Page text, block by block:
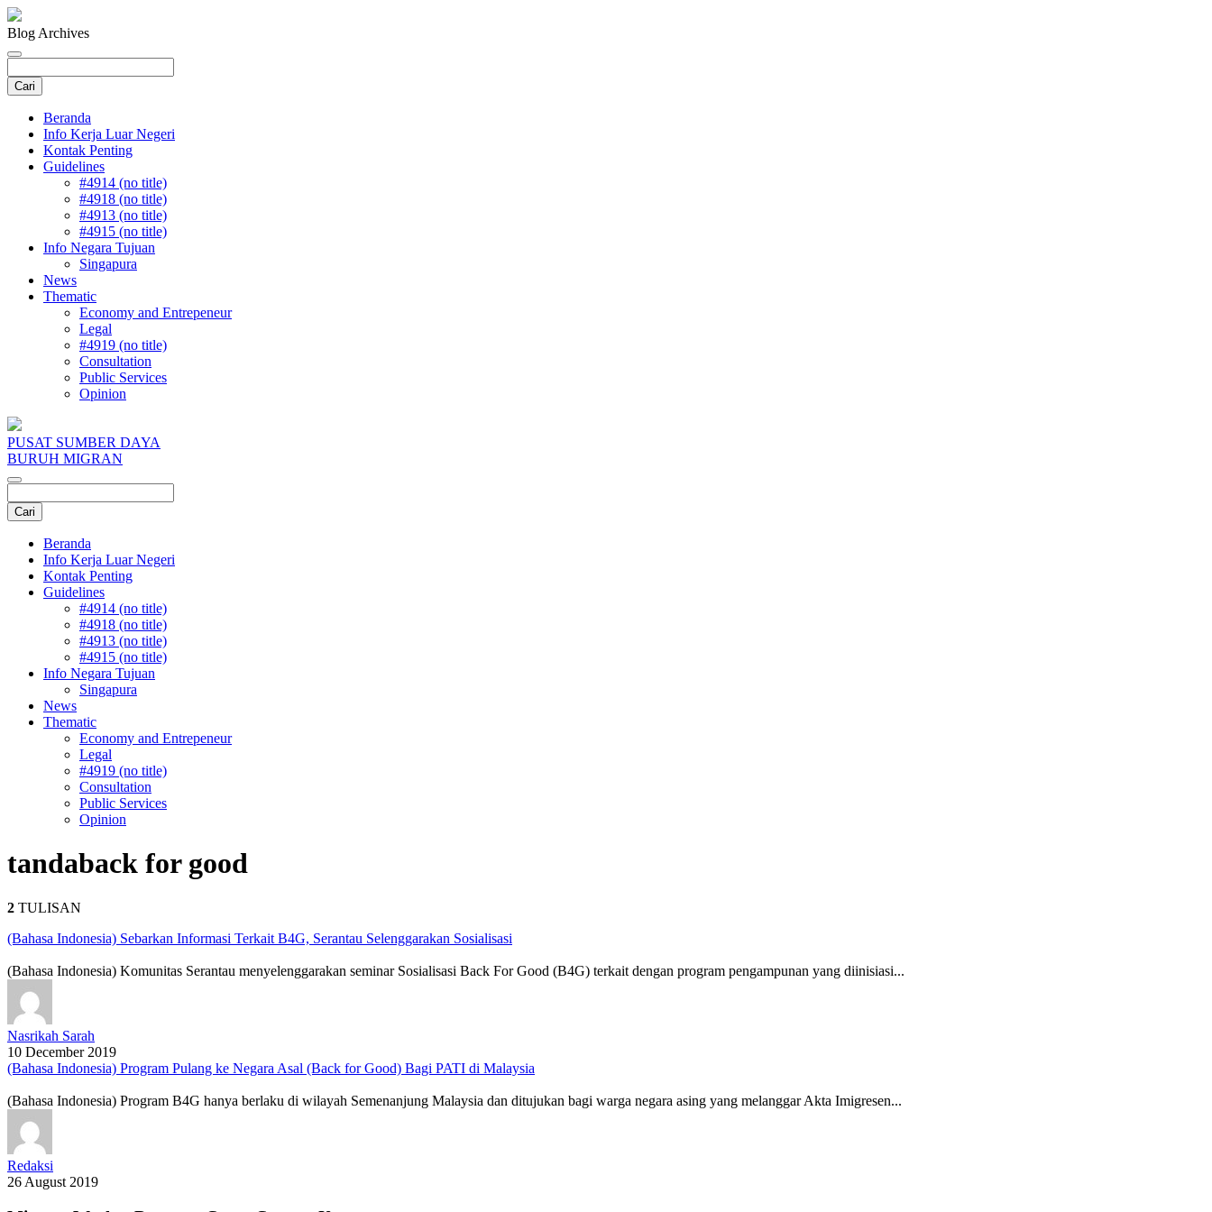
Blog Archives
Beranda
Info Kerja Luar Negeri
Kontak Penting
Guidelines
#4914 (no title)
#4918 (no title)
#4913 (no title)
#4915 (no title)
Info Negara Tujuan
Singapura
News
Thematic
Economy and Entrepeneur
Legal
#4919 (no title)
Consultation
Public Services
Opinion
PUSAT SUMBER DAYA
BURUH MIGRAN
Beranda
Info Kerja Luar Negeri
Kontak Penting
Guidelines
#4914 (no title)
#4918 (no title)
#4913 (no title)
#4915 (no title)
Info Negara Tujuan
Singapura
News
Thematic
Economy and Entrepeneur
Legal
#4919 (no title)
Consultation
Public Services
Opinion
tandaback for good
2 TULISAN
(Bahasa Indonesia) Sebarkan Informasi Terkait B4G, Serantau Selenggarakan Sosialisasi
(Bahasa Indonesia) Komunitas Serantau menyelenggarakan seminar Sosialisasi Back For Good (B4G) terkait dengan program pengampunan yang diinisiasi...
Nasrikah Sarah
10 December 2019
(Bahasa Indonesia) Program Pulang ke Negara Asal (Back for Good) Bagi PATI di Malaysia
(Bahasa Indonesia) Program B4G hanya berlaku di wilayah Semenanjung Malaysia dan ditujukan bagi warga negara asing yang melanggar Akta Imigresen...
Redaksi
26 August 2019